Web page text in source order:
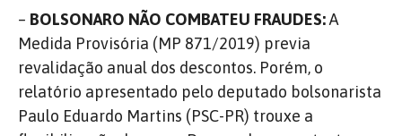
– BOLSONARO NÃO COMBATEU FRAUDES:A
Medida Provisória (MP 871/2019) previa
revalidação anual dos descontos. Porém, o
relatório apresentado pelo deputado bolsonarista
Paulo Eduardo Martins (PSC-PR) trouxe a